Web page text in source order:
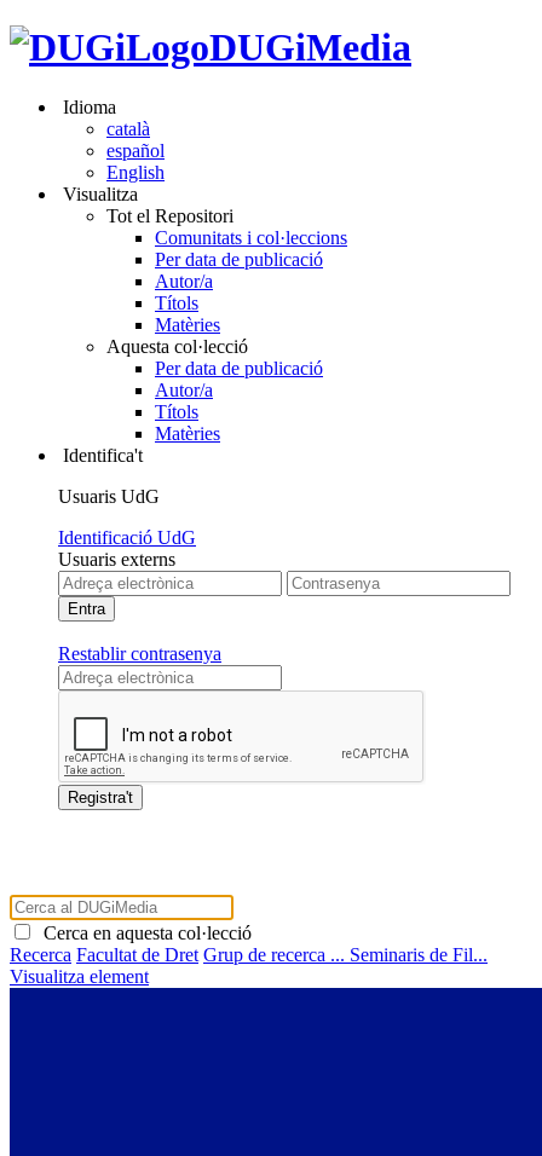
DUGiMedia
Idioma
català
español
English
Visualitza
Tot el Repositori
Comunitats i col·leccions
Per data de publicació
Autor/a
Títols
Matèries
Aquesta col·lecció
Per data de publicació
Autor/a
Títols
Matèries
Identifica't
Usuaris UdG
Identificació UdG
Usuaris externs
Restablir contrasenya
Cerca en aquesta col·lecció
Recerca Facultat de Dret Grup de recerca ... Seminaris de Fil...
Visualitza element